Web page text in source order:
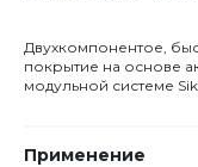
Двухкомпонентое,
покрытие на основе
модульной системе
Применение